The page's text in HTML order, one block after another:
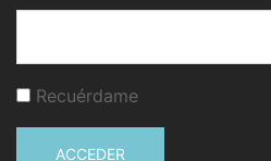
Recuérdame
ACCEDER